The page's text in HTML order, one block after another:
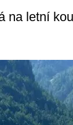
na letní